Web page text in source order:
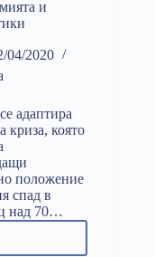
и
04/2020
адаптира
криза, която
положение
спад в
над 70…